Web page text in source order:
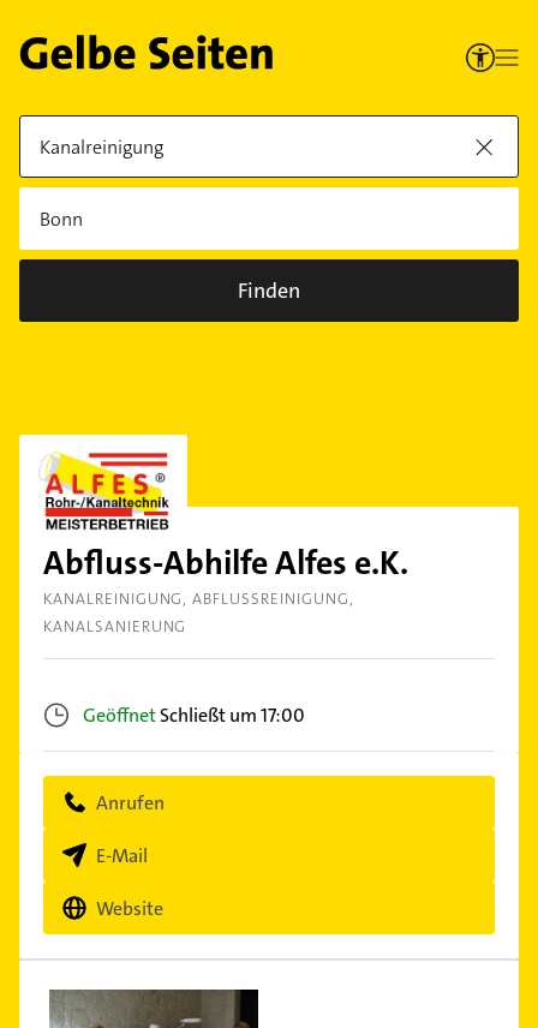
Finden
Abfluss-Abhilfe Alfes e.K.
KANALREINIGUNG
ABFLUSSREINIGUNG
KANALSANIERUNG
GeöffnetSchließt um 17:00
Anrufen
E-Mail
Website